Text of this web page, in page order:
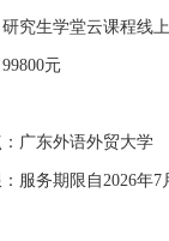
究生学堂云课程线
99800元
广东外语外贸大学
服务期限自2026年